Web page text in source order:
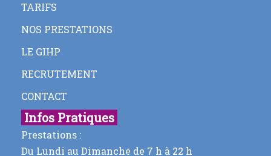
TARIFS
NOS PRESTATIONS
LE GIHP
RECRUTEMENT
CONTACT
Infos Pratiques
Prestations :
Du Lundi au Dimanche de 7 h à 22 h